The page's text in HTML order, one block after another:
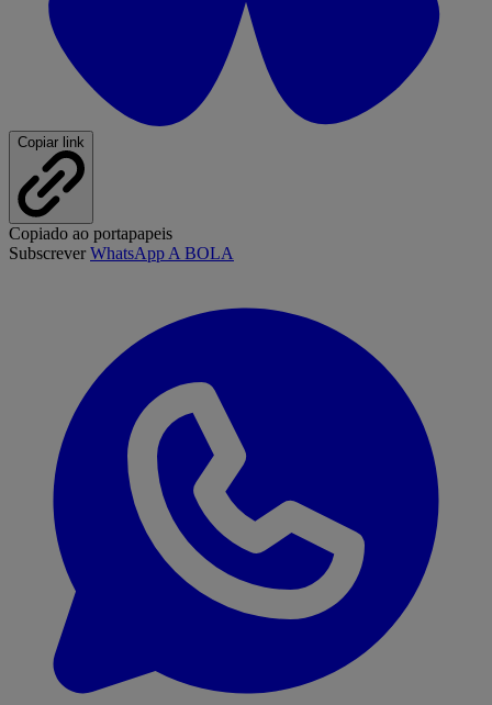
Copiar link
Copiado ao portapapeis
SubscreverWhatsApp A BOLA